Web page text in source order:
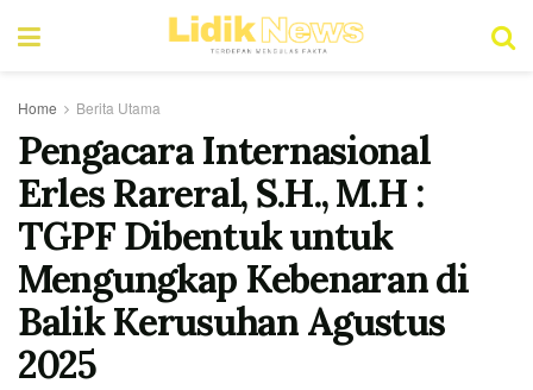
Home Berita Utama
Pengacara Internasional
Erles Rareral, S.H., M.H :
TGPF Dibentuk untuk
Mengungkap Kebenaran di
Balik Kerusuhan Agustus
2025